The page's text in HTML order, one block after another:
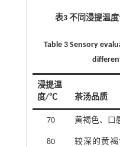
表3 不同浸提温
Table 3 Sensory
浸提温
度/℃
茶汤品质
70 黄褐色、口
80
较深的黄